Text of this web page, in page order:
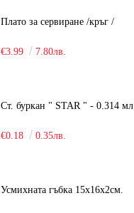
Плато за сервиране /кръг /
€3.99 7.80лв.
Ст. буркан " STAR " - 0.314 мл.
€0.18 0.35лв.
Усмихната гъбка 15х16х2см.